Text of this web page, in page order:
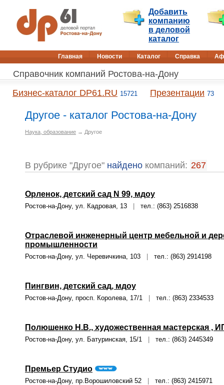
Добавить
компанию
в деловой
каталог
Главная Новости Каталог Справка
Справочник компаний Ростова-на-Дону
Бизнес-каталог DP61.RU 15721 Презентации 73
Другое - каталог Ростова-на-Дону
Наука, образование → Другое
В рубрике "Другое" найдено компаний: 267
Орленок, детский сад N 99, мдоу
Ростов-на-Дону, ул. Кадровая, 13 тел.: (863) 2516838
Отраслевой инженерный центр мебельной и
промышленности
Ростов-на-Дону, ул. Черевичкина, 103 тел.: (863) 2914198
Пингвин, детский сад, мдоу
Ростов-на-Дону, просп. Королева, 17/1 тел.: (863) 2334533
Полюшенко Н.В., художественная мастерская ,
Ростов-на-Дону, ул. Батуринская, 15/1 тел.: (863) 2445349
Премьер Студио
Ростов-на-Дону, пр.Ворошиловский 52 тел.: (863) 2415971